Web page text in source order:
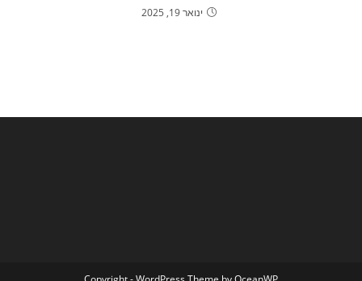
ינואר 19, 2025